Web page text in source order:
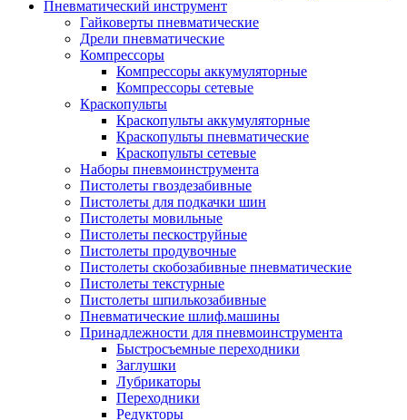
Пневматический инструмент
Гайковерты пневматические
Дрели пневматические
Компрессоры
Компрессоры аккумуляторные
Компрессоры сетевые
Краскопульты
Краскопульты аккумуляторные
Краскопульты пневматические
Краскопульты сетевые
Наборы пневмоинструмента
Пистолеты гвоздезабивные
Пистолеты для подкачки шин
Пистолеты мовильные
Пистолеты пескоструйные
Пистолеты продувочные
Пистолеты скобозабивные пневматические
Пистолеты текстурные
Пистолеты шпилькозабивные
Пневматические шлиф.машины
Принадлежности для пневмоинструмента
Быстросъемные переходники
Заглушки
Лубрикаторы
Переходники
Редукторы